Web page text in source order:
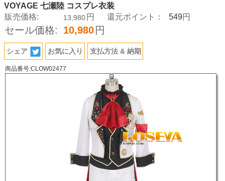
VOYAGE 七瀬陸 コスプレ衣装
販売価格:
13,980 円 還元ポイント： 549円
セール価格: 10,980 円
シェア お気に入り 支払方法 & 納期
商品番号:CLOW02477